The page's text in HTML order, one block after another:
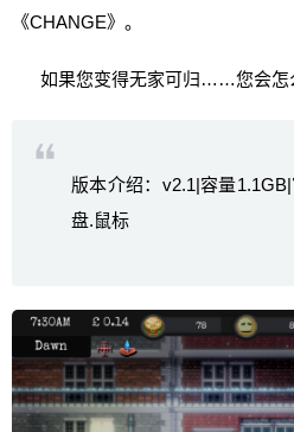
《CHANGE》。
如果您变得无家可归……您会怎
版本介绍：v2.1|容量
盘.鼠标